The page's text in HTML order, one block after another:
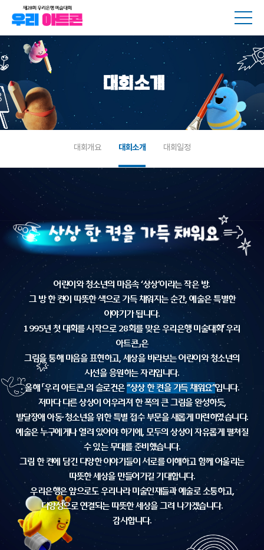
메뉴
대회소개
대회개요 대회소개 대회일정
어린이와 청소년의 마음속 ‘상상’이라는 작은 방.
그 방 한 켠이 따뜻한 색으로 가득 채워지는 순간, 예술은 특별한
이야기가 됩니다.
1995년 첫 대회를 시작으로 28회를 맞은 우리은행 미술대회「우리
아트콘」은
그림을 통해 마음을 표현하고, 세상을 바라보는 어린이와 청소년의
시선을 응원하는 자리입니다.
올해 「우리 아트콘」의 슬로건은 “상상 한 켠을 가득 채워요”입니다.
저마다 다른 상상이 어우러져 한 폭의 큰 그림을 완성하듯,
발달장애 아동·청소년을 위한 특별 접수 부문을 새롭게 마련하였습니다.
예술은 누구에게나 열려 있어야 하기에, 모두의 상상이 자유롭게 펼쳐질
수 있는 무대를 준비했습니다.
그림 한 켠에 담긴 다양한 이야기들이 서로를 이해하고 함께 어울리는
따뜻한 세상을 만들어가길 기대합니다.
우리은행은 앞으로도 우리나라 미술인재들과 예술로 소통하고,
다양성으로 연결되는 따뜻한 세상을 그려 나가겠습니다.
감사합니다.